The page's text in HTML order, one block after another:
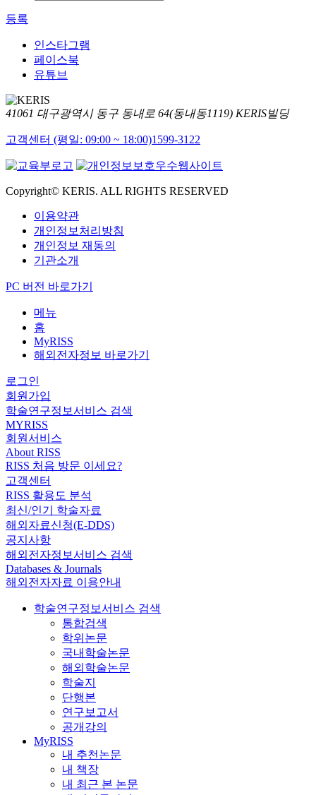
등록
인스타그램
페이스북
유튜브
41061 대구광역시 동구 동내로 64(동내동1119) KERIS빌딩
고객센터 (평일: 09:00 ~ 18:00)1599-3122
Copyright© KERIS. ALL RIGHTS RESERVED
이용약관
개인정보처리방침
개인정보 재동의
기관소개
PC 버전 바로가기
메뉴
홈
MyRISS
해외전자정보 바로가기
로그인
회원가입
학술연구정보서비스 검색
MYRISS
회원서비스
About RISS
RISS 처음 방문 이세요?
고객센터
RISS 활용도 분석
최신/인기 학술자료
해외자료신청(E-DDS)
공지사항
해외전자정보서비스 검색
Databases & Journals
해외전자자료 이용안내
학술연구정보서비스 검색
통합검색
학위논문
국내학술논문
해외학술논문
학술지
단행본
연구보고서
공개강의
MyRISS
내 추천논문
내 책장
내 최근 본 논문